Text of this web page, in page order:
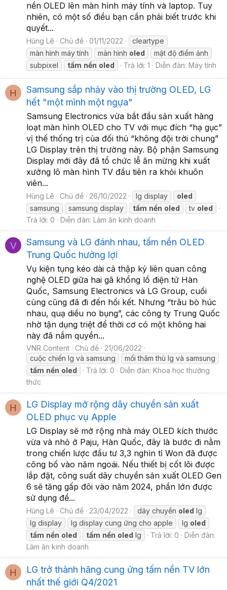
nền OLED lên màn hình máy tính và laptop. Tuy
nhiên, có một số điều bạn cần phải biết trước khi
quyết...
Hùng Lê Chủ đề 01/11/2022
cleartype
màn hình máy tính
màn hình oled
mật độ điểm ảnh
subpixel
tấm nền oled Trả lời: 1 Diễn đàn: Máy tính
H
Samsung sắp nhảy vào thị trường OLED, LG
hết "một mình một ngựa"
Samsung Electronics vừa bắt đầu sản xuất hàng
loạt màn hình OLED cho TV với mục đích “hạ gục”
vị thế thống trị của đối thủ “không đội trời chung”
LG Display trên thị trường này. Bộ phận Samsung
Display mới đây đã tổ chức lễ ăn mừng khi xuất
xưởng lô màn hình TV đầu tiên ra khỏi khuôn
viên...
Hùng Lê Chủ đề 26/10/2022 lg display
oled
samsung
samsung display tấm nền oled tv oled
Trả lời: 0
Diễn đàn: Làm ăn kinh doanh
V
Samsung và LG đánh nhau, tấm nền OLED
Trung Quốc hưởng lợi
Vụ kiện tụng kéo dài cả thập kỷ liên quan công
nghệ OLED giữa hai gã khổng lồ điện tử Hàn
Quốc, Samsung Electronics và LG Group, cuối
cùng cũng đã đi đến hồi kết. Nhưng “trâu bò húc
nhau, quạ diều no bụng”, các công ty Trung Quốc
nhờ tận dụng triệt để thời cơ có một không hai
này đã nắm quyền...
VNR Content Chủ đề
21/06/2022
cuộc chiến lg và samsung
mối thâm thù lg và samsung
tấm nền oled Trả lời: 0 Diễn đàn: Khoa học thường
thức
H
LG Display mở rộng dây chuyền sản xuất
OLED phục vụ Apple
LG Display sẽ mở rộng nhà máy OLED kích thước
vừa và nhỏ ở Paju, Hàn Quốc, đây là bước đi nằm
trong chiến lược đầu tư 3,3 nghìn tỉ Won đã được
công bố vào năm ngoái. Nếu thiết bị cốt lõi được
lắp đặt, công suất dây chuyền sản xuất OLED Gen
6 sẽ tăng gấp đôi vào năm 2024, phần lớn được
sử dụng để...
Hùng Lê Chủ đề 23/04/2022 dây chuyền oled lg
lg display
lg display cung ứng cho apple lg oled
tấm nền oled tấm nền oled lg Trả lời: 0
Diễn đàn:
Làm ăn kinh doanh
H
LG trở thành hãng cung ứng tấm nền TV lớn
nhất thế giới Q4/2021